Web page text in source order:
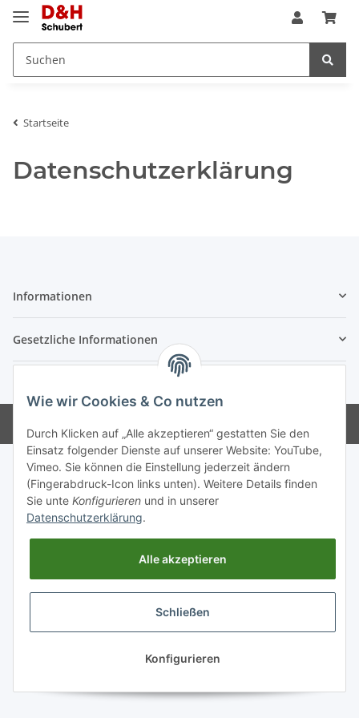
Startseite
Datenschutzerklärung
Informationen
Gesetzliche Informationen
Wie wir Cookies & Co nutzen
Durch Klicken auf „Alle akzeptieren“ gestatten Sie den
Einsatz folgender Dienste auf unserer Website: YouTube,
Vimeo. Sie können die Einstellung jederzeit ändern
(Fingerabdruck-Icon links unten). Weitere Details finden
Sie unte Konfigurieren und in unserer
Datenschutzerklärung.
Alle akzeptieren
Schließen
Konfigurieren